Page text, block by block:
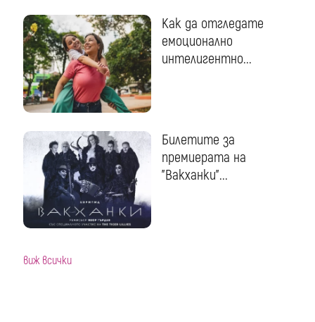
Как да отгледате
емоционално
интелигентно...
Билетите за
премиерата на
"Вакханки"...
виж всички